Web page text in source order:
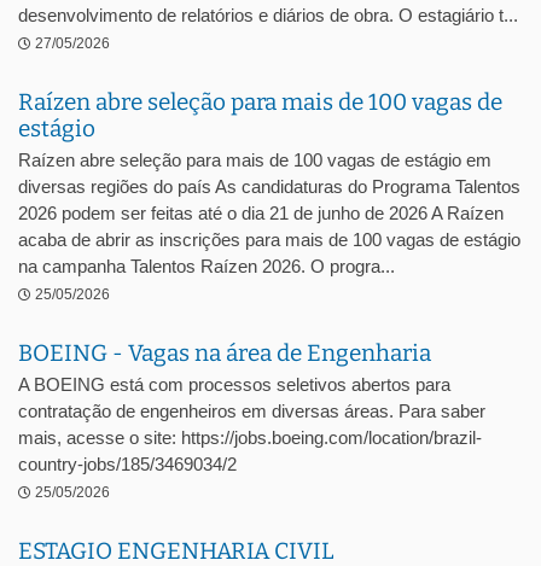
desenvolvimento de relatórios e diários de obra. O estagiário t...
27/05/2026
Raízen abre seleção para mais de 100 vagas de
estágio
Raízen abre seleção para mais de 100 vagas de estágio em
diversas regiões do país As candidaturas do Programa Talentos
2026 podem ser feitas até o dia 21 de junho de 2026 A Raízen
acaba de abrir as inscrições para mais de 100 vagas de estágio
na campanha Talentos Raízen 2026. O progra...
25/05/2026
BOEING - Vagas na área de Engenharia
A BOEING está com processos seletivos abertos para
contratação de engenheiros em diversas áreas. Para saber
mais, acesse o site: https://jobs.boeing.com/location/brazil-
country-jobs/185/3469034/2
25/05/2026
ESTAGIO ENGENHARIA CIVIL